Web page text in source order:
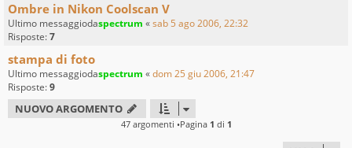
Ombre in Nikon Coolscan V
Ultimo messaggiodaspectrum «sab 5 ago 2006, 22:32
Risposte:7
stampa di foto
Ultimo messaggiodaspectrum «dom 25 giu 2006, 21:47
Risposte:9
NUOVO ARGOMENTO
47 argomenti •Pagina 1 di 1